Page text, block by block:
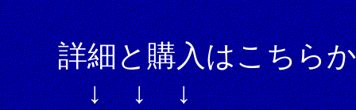
詳細と購入はこちら
↓ ↓ ↓